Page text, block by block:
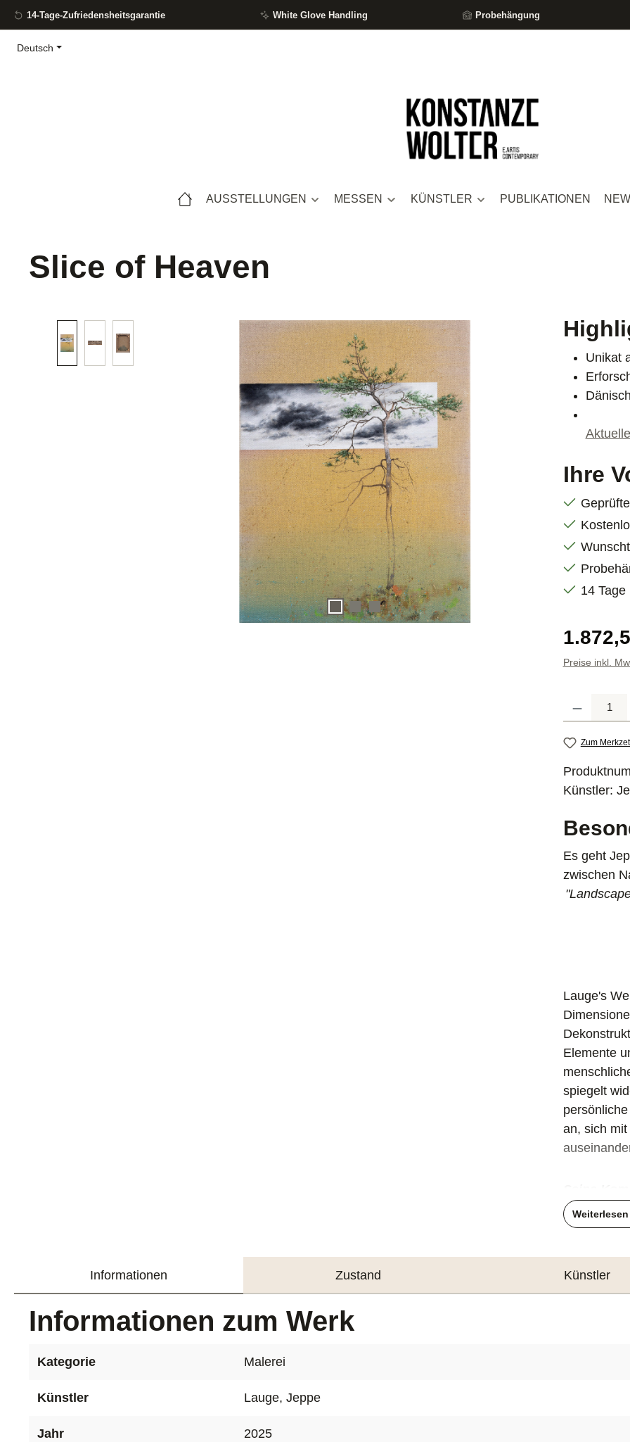
Hauptinhalt springen
Zur Suche springen
Zur Hauptnavigation springen
14-Tage-Zufriedensheitsgarantie White Glove Handling Probehängung
Deutsch
AUSSTELLUNGEN MESSEN KÜNSTLER PUBLIKATIONEN
Slice of Heaven
Unikat
Ihre
14
Regulärer
Preise inkl.
Zum
Künstler:
Es geht
zwischen
Lauge's
Elemente
spiegelt
an, sich
umgesetzt.
einem
Informationen Zustand Künstler
Informationen zum Werk
Kategorie Malerei
Künstler Lauge, Jeppe
Jahr 2025